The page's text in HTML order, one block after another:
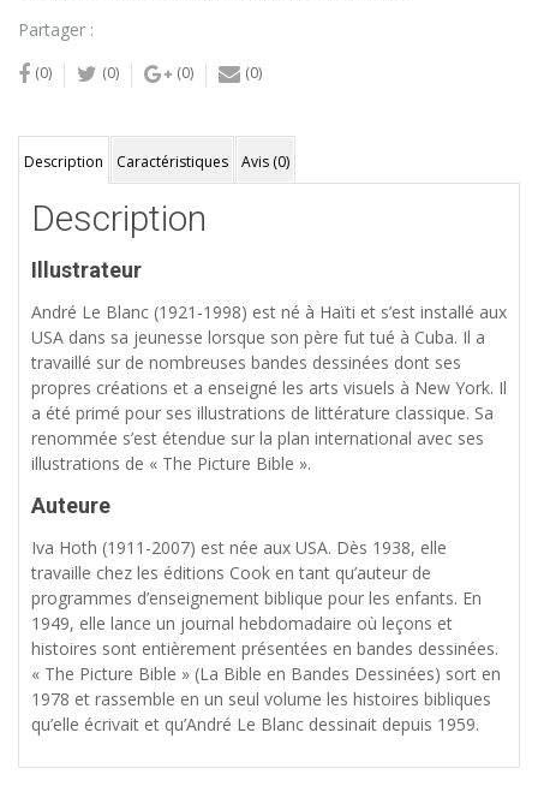
Partager :
(0) (0) (0) (0)
Description Caractéristiques Avis (0)
Description
Illustrateur
André Le Blanc (1921-1998) est né à Haïti et s’est installé aux
USA dans sa jeunesse lorsque son père fut tué à Cuba. Il a
travaillé sur de nombreuses bandes dessinées dont ses
propres créations et a enseigné les arts visuels à New York. Il
a été primé pour ses illustrations de littérature classique. Sa
renommée s’est étendue sur la plan international avec ses
illustrations de « The Picture Bible ».
Auteure
Iva Hoth (1911-2007) est née aux USA. Dès 1938, elle
travaille chez les éditions Cook en tant qu’auteur de
programmes d’enseignement biblique pour les enfants. En
1949, elle lance un journal hebdomadaire où leçons et
histoires sont entièrement présentées en bandes dessinées.
« The Picture Bible » (La Bible en Bandes Dessinées) sort en
1978 et rassemble en un seul volume les histoires bibliques
qu’elle écrivait et qu’André Le Blanc dessinait depuis 1959.